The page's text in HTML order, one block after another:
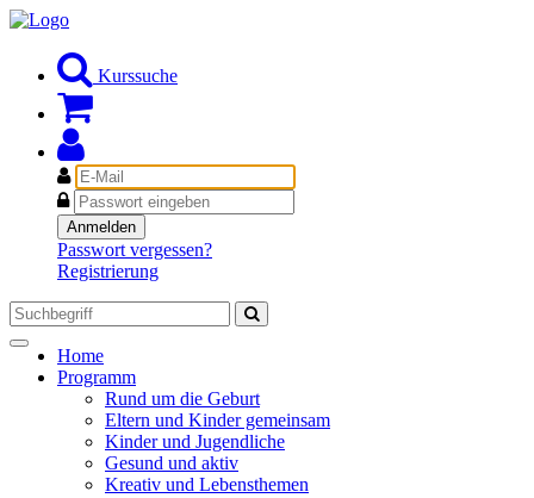
Kurssuche
E-
Mail
Passwort
Anmelden
Passwort vergessen?
Registrierung
Toggle
navigation
Home
Programm
Rund um die Geburt
Eltern und Kinder gemeinsam
Kinder und Jugendliche
Gesund und aktiv
Kreativ und Lebensthemen